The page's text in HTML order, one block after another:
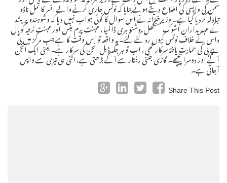
سمن کی واپسی کی اطلاع دیتے ہوئے بتایا کہ نوٹس جاری کرنے والے افسر کا تمل ناڈو
تبادلہ کردیا گیا ہے۔ وزیرخزانہ نے اس سوال کا کوئی جواب نہیں دیا کہ وشوہندو پریشد
کے عہدیداران اشوک سنگھل،وشنو ہری ڈالمیا، مہنت پرم ہنس اور مہنت نرتیہ گوپال
داس کے خلاف نوٹس کیوں رد کئے گئے۔ یہ واقعہ تو اس وقت کا ہے جب مرکز میں بی
جے پی کی حمایت یافتہ سرکار تھی، اب تو ہر جگہ ڈبل انجن کی سرکار ہے۔ یعنی ایک انجن
آگے اور دوسرا پیچھے۔ گاڑی جتنی رفتار سے آگے بڑھتی ہے، اتنی ہی تیزی سے واپس
آجاتی ہے۔
Share This Post